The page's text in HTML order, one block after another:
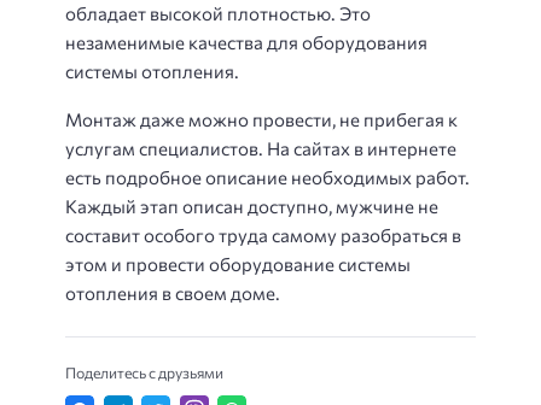
обладает высокой плотностью. Это
незаменимые качества для оборудования
системы отопления.
Монтаж даже можно провести, не прибегая к
услугам специалистов. На сайтах в интернете
есть подробное описание необходимых работ.
Каждый этап описан доступно, мужчине не
составит особого труда самому разобраться в
этом и провести оборудование системы
отопления в своем доме.
Поделитесь с друзьями